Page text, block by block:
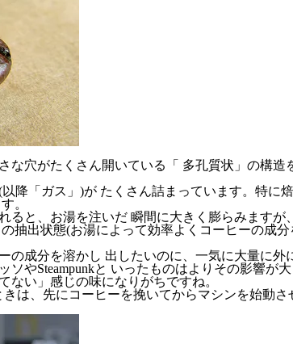
な穴がたくさん開いている「 多孔質状」の構
降「ガス」)が たくさん詰まっています。特
。
ると、お湯を注いだ 瞬間に大きく膨らみます
抽出状態(お湯によって効率よくコーヒーの成
成分を溶かし 出したいのに、一気に大量に
やSteampunkと いったものはよりその影響
ない」感じの味になりがちですね。
は、先にコーヒーを挽いてからマシンを始動